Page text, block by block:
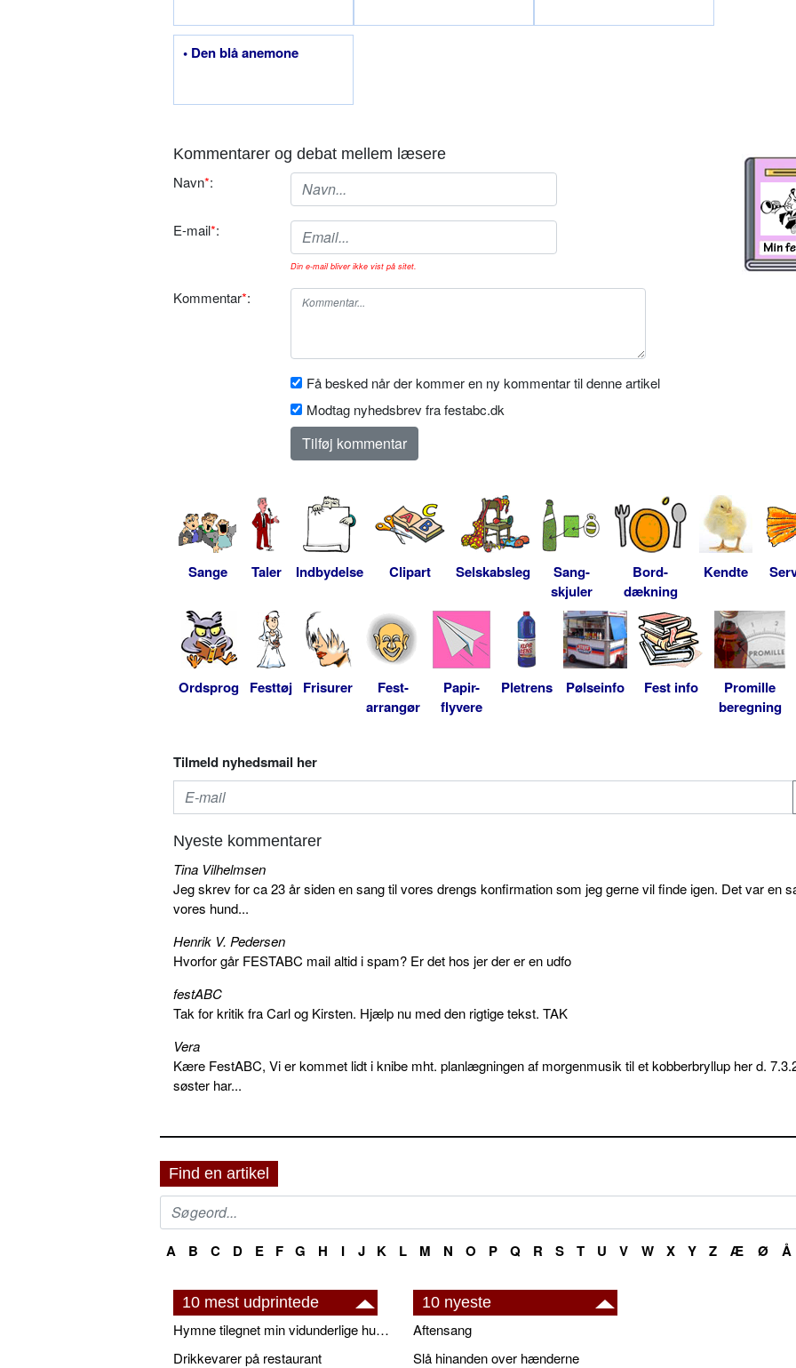
• Den blå anemone
Kommentarer og debat mellem læsere
Navn*:
E-mail*:
Din e-mail bliver ikke vist på sitet.
Kommentar*:
Få besked når der kommer en ny kommentar til denne artikel
Modtag nyhedsbrev fra festabc.dk
Sange Taler Indbydelse Clipart Selskabsleg
Sang-
skjuler
Bord-
dækning
Kendte
Ordsprog Festtøj Frisurer
Fest-
arrangør
Papir-
flyvere
Pletrens Pølseinfo Fest info
Promille
beregning
Tilmeld nyhedsmail her
Nyeste kommentarer
Tina Vilhelmsen
Jeg skrev for ca 23 år siden en sang til vores drengs konfirmation som jeg gerne vil finde igen. Det var en
vores hund...
Henrik V. Pedersen
Hvorfor går FESTABC mail altid i spam? Er det hos jer der er en udfo
festABC
Tak for kritik fra Carl og Kirsten. Hjælp nu med den rigtige tekst. TAK
Vera
Kære FestABC, Vi er kommet lidt i knibe mht. planlægningen af morgenmusik til et kobberbryllup her d.
søster har...
Find en artikel
A B C D E F G H I J K L M N O P Q R S T U V W X Y Z Æ Ø Å
10 mest udprintede
Hymne tilegnet min vidunderlige husbond
Drikkevarer på restaurant
10 nyeste
Aftensang
Slå hinanden over hænderne